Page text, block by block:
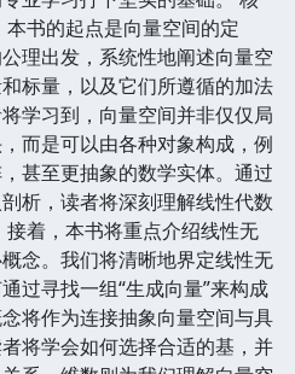
书的起点是向量空间的定
理出发，系统性地阐述向量空
标量，以及它们所遵循的加法
学习到，向量空间并非仅仅局
而是可以由各种对象构成，例
甚至更抽象的数学实体。通过
析，读者将深刻理解线性代数
着，本书将重点介绍线性无
念。我们将清晰地界定线性无
过寻找一组“生成向量”来构成
将作为连接抽象向量空间与具
将学会如何选择合适的基，并